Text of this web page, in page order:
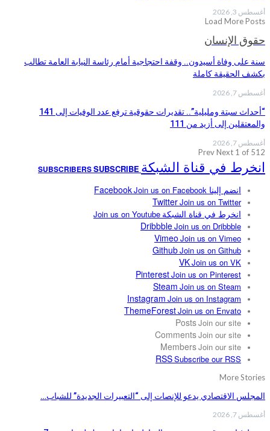
أغسطس 3, 2026
Load More Posts
حقوق الإنسان
سنة على وفاة أسيدون.. وقفة احتجاجية أمام رئاسة النيابة العامة تطالب
بكشف الحقيقة كاملة
أغسطس 7, 2026
“أحداث سبتة ومليلية”.. تقديرات حقوقية ترفع عدد الوفيات إلى 141
والمعتقلين إلى أزيد من 111
أغسطس 7, 2026
PrevNext 1 of 512
انخرط في قناة الشبكة SUBSCRIBERSSUBSCRIBE
انضم إلينا Facebook Join us on Facebook
TwitterJoin us on Twitter
انخرط في قناة الشبكة Join us on Youtube
DribbbleJoin us on Dribbble
Vimeo Join us on Vimeo
GithubJoin us on Github
VKJoin us on VK
PinterestJoin us on Pinterest
Steam Join us on Steam
Instagram Join us on Instagram
ThemeForestJoin us on Envato
PostsJoin our site
CommentsJoin our site
MembersJoin our site
RSSSubscribe our RSS
More Stories
المجلس الاقتصادي يدعو للإنصات إلى “التعبيرات الجديدة” للشباب…
أغسطس 7, 2026